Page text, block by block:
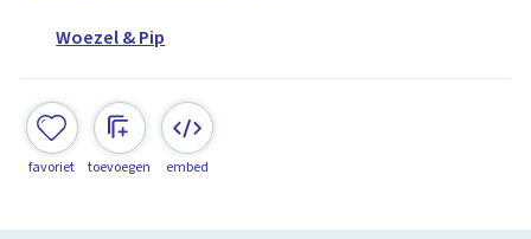
Woezel & Pip
favoriet toevoegen embed